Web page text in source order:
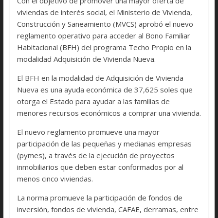
viviendas de interés social, el Ministerio de Vivienda,
Construcción y Saneamiento (MVCS) aprobó el nuevo
reglamento operativo para acceder al Bono Familiar
Habitacional (BFH) del programa Techo Propio en la
modalidad Adquisición de Vivienda Nueva.
El BFH en la modalidad de Adquisición de Vivienda
Nueva es una ayuda económica de 37,625 soles que
otorga el Estado para ayudar a las familias de
menores recursos económicos a comprar una vivienda.
El nuevo reglamento promueve una mayor
participación de las pequeñas y medianas empresas
(pymes), a través de la ejecución de proyectos
inmobiliarios que deben estar conformados por al
menos cinco viviendas.
La norma promueve la participación de fondos de
inversión, fondos de vivienda, CAFAE, derramas, entre